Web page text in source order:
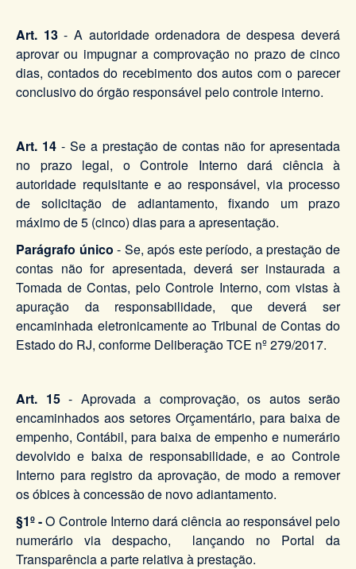
Art. 13- A autoridade ordenadora de despesa deverá
aprovar ou impugnar a comprovação no prazo de cinco
dias, contados do recebimento dos autos com o parecer
conclusivo do órgão responsável pelo controle interno.
Art. 14 - Se a prestação de contas não for apresentada
no prazo legal, o Controle Interno dará ciência à
autoridade requisitante e ao responsável, via processo
de solicitação de adiantamento, fixando um prazo
máximo de 5 (cinco) dias para a apresentação.
Parágrafo único - Se, após este período, a prestação de
contas não for apresentada, deverá ser instaurada a
Tomada de Contas, pelo Controle Interno, com vistas à
apuração da responsabilidade, que deverá ser
encaminhada eletronicamente ao Tribunal de Contas do
Estado do RJ, conforme Deliberação TCE nº 279/2017.
Art. 15 - Aprovada a comprovação, os autos serão
encaminhados aos setores Orçamentário, para baixa de
empenho, Contábil, para baixa de empenho e numerário
devolvido e baixa de responsabilidade, e ao Controle
Interno para registro da aprovação, de modo a remover
os óbices à concessão de novo adiantamento.
§1º -O Controle Interno dará ciência ao responsável pelo
numerário via despacho, lançando no Portal da
Transparência a parte relativa à prestação.